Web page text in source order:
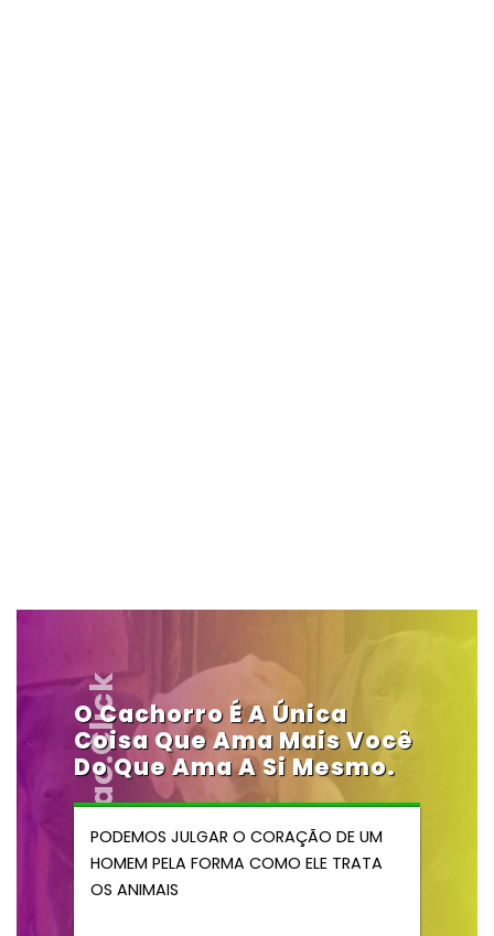
Vendocao.click
O Cachorro É A Única
Coisa Que Ama Mais Você
Do Que Ama A Si Mesmo.
PODEMOS JULGAR O CORAÇÃO DE UM
HOMEM PELA FORMA COMO ELE TRATA
OS ANIMAIS